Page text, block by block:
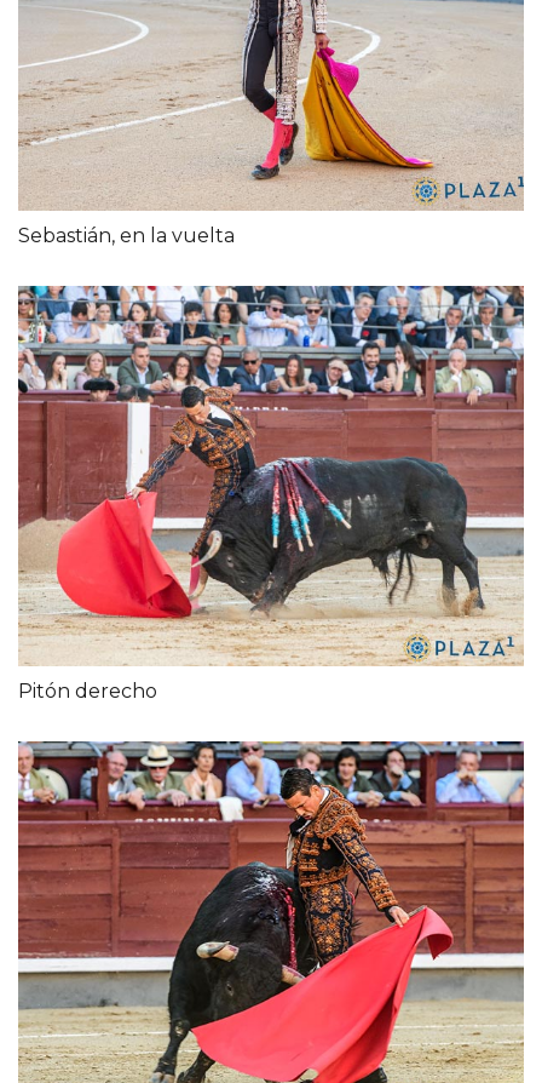
Sebastián, en la vuelta
Pitón derecho